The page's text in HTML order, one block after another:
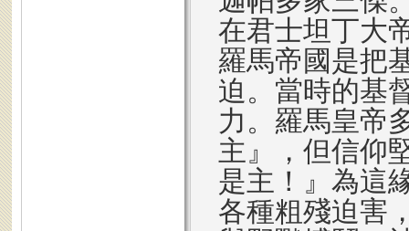
在君士坦丁大
羅馬帝國是把
迫。當時的基
力。羅馬皇帝
主』，但信仰
是主！』為這
各種粗殘迫害